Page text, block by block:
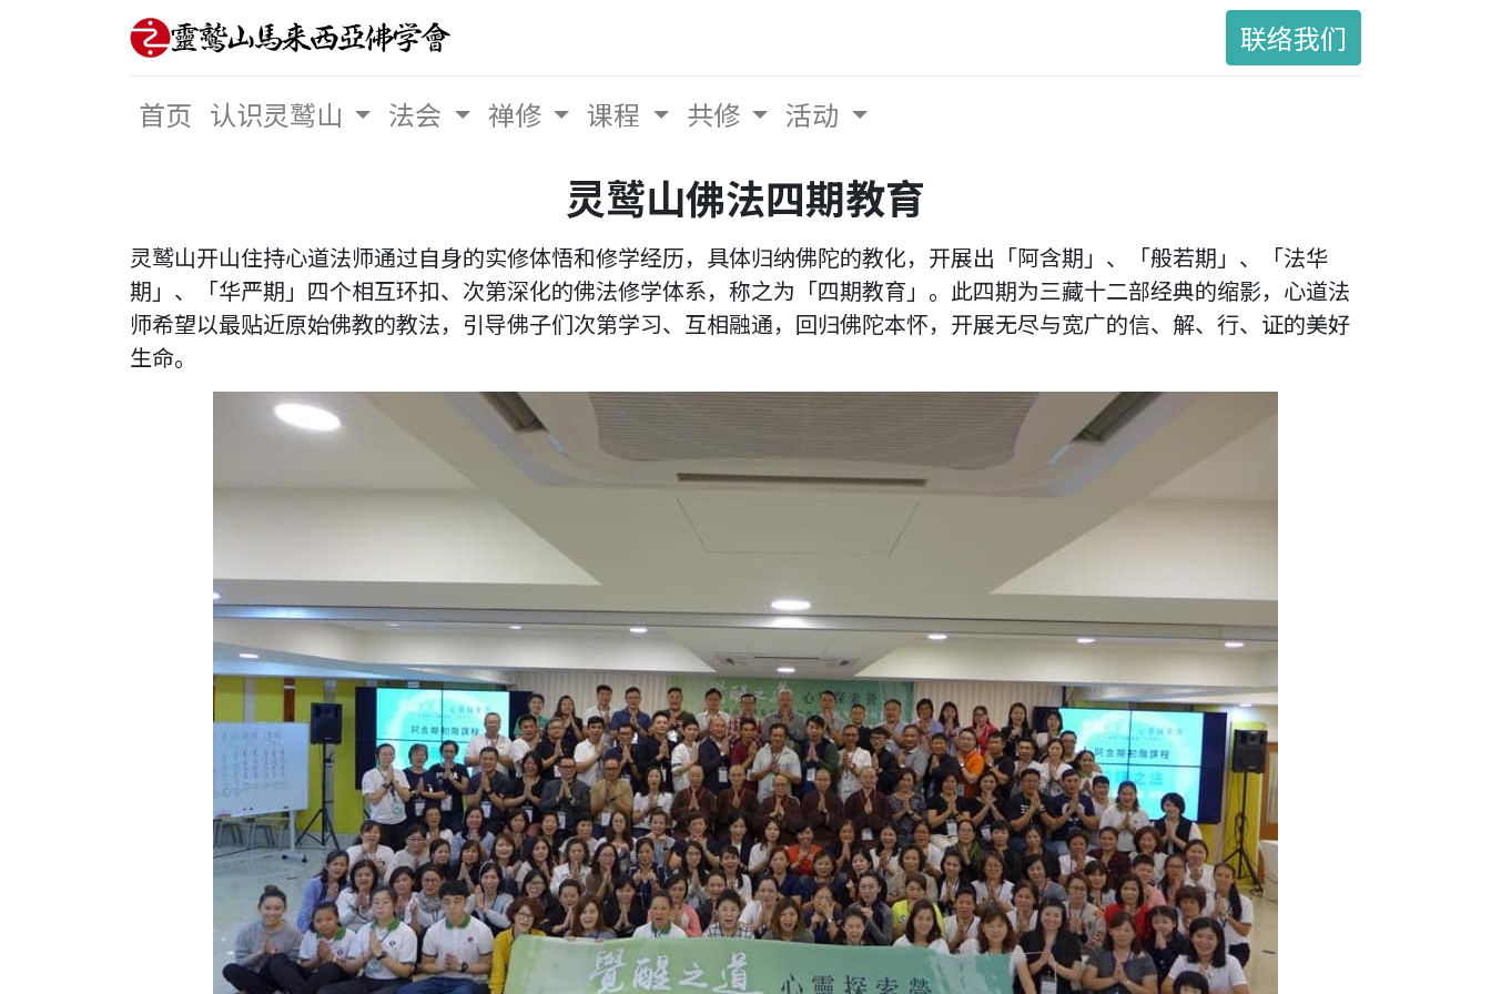
联络我们
首页 认识灵鹫山 法会 禅修 课程 共修 活动
灵鹫山佛法四期教育
灵鹫山开山住持心道法师通过自身的实修体悟和修学经历，具体归纳佛陀的教化，开展出「阿含期」、「般若期」、「法华
期」、「华严期」四个相互环扣、次第深化的佛法修学体系，称之为「四期教育」。此四期为三藏十二部经典的缩影，心道法
师希望以最贴近原始佛教的教法，引导佛子们次第学习、互相融通，回归佛陀本怀，开展无尽与宽广的信、解、行、证的美好
生命。